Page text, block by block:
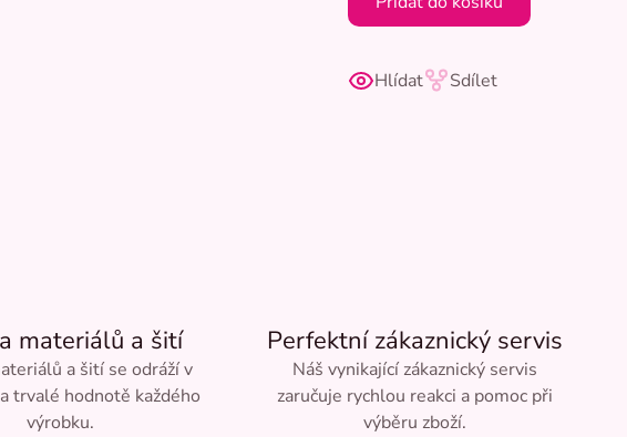
Hlídat Sdílet
materiálů a šití
a šití se odráží v
trvalé hodnotě každého
výrobku.
Perfektní zákaznický servis
Náš vynikající zákaznický servis
zaručuje rychlou reakci a pomoc při
výběru zboží.